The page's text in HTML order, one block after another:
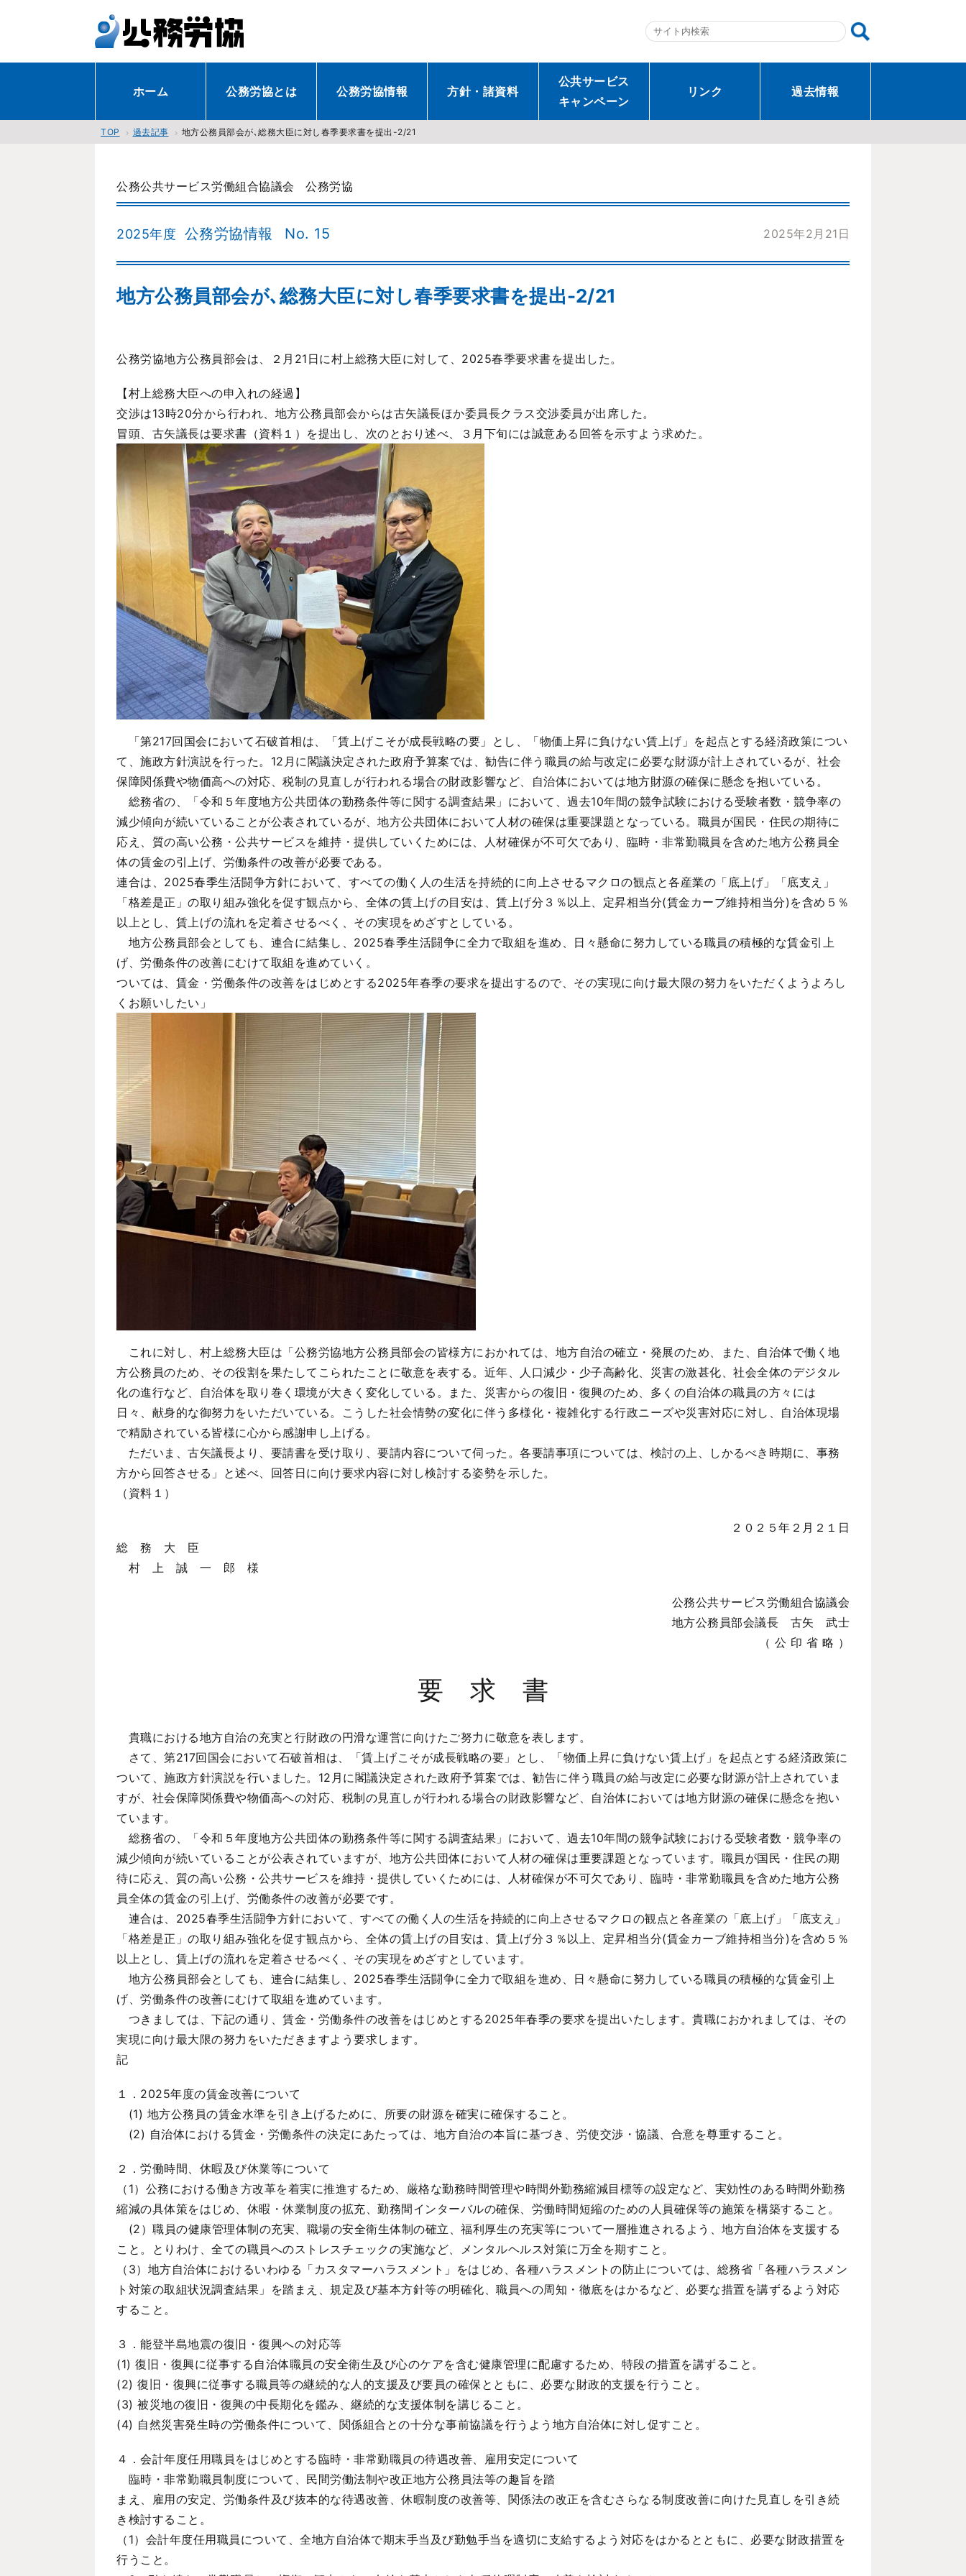
ホーム 公務労協とは 公務労協情報 方針・諸資料
公共サービス
キャンペーン
リンク 過去情報
TOP 過去記事 地方公務員部会が､総務大臣に対し春季要求書を提出-2/21
公務公共サービス労働組合協議会 公務労協
2025年度 公務労協情報 No. 15 2025年2月21日
地方公務員部会が､総務大臣に対し春季要求書を提出-2/21
公務労協地方公務員部会は、２月21日に村上総務大臣に対して、2025春季要求書を提出した。
【村上総務大臣への申入れの経過】
交渉は13時20分から行われ、地方公務員部会からは古矢議長ほか委員長クラス交渉委員が出席した。
冒頭、古矢議長は要求書（資料１）を提出し、次のとおり述べ、３月下旬には誠意ある回答を示すよう求めた。
「第217回国会において石破首相は、「賃上げこそが成長戦略の要」とし、「物価上昇に負けない賃上げ」を起点とする経済政策につい
て、施政方針演説を行った。12月に閣議決定された政府予算案では、勧告に伴う職員の給与改定に必要な財源が計上されているが、社会
保障関係費や物価高への対応、税制の見直しが行われる場合の財政影響など、自治体においては地方財源の確保に懸念を抱いている。
総務省の、「令和５年度地方公共団体の勤務条件等に関する調査結果」において、過去10年間の競争試験における受験者数・競争率の
減少傾向が続いていることが公表されているが、地方公共団体において人材の確保は重要課題となっている。職員が国民・住民の期待に
応え、質の高い公務・公共サービスを維持・提供していくためには、人材確保が不可欠であり、臨時・非常勤職員を含めた地方公務員全
体の賃金の引上げ、労働条件の改善が必要である。
連合は、2025春季生活闘争方針において、すべての働く人の生活を持続的に向上させるマクロの観点と各産業の「底上げ」「底支え」
「格差是正」の取り組み強化を促す観点から、全体の賃上げの目安は、賃上げ分３％以上、定昇相当分(賃金カーブ維持相当分)を含め５％
以上とし、賃上げの流れを定着させるべく、その実現をめざすとしている。
地方公務員部会としても、連合に結集し、2025春季生活闘争に全力で取組を進め、日々懸命に努力している職員の積極的な賃金引上
げ、労働条件の改善にむけて取組を進めていく。
ついては、賃金・労働条件の改善をはじめとする2025年春季の要求を提出するので、その実現に向け最大限の努力をいただくようよろし
くお願いしたい」
これに対し、村上総務大臣は「公務労協地方公務員部会の皆様方におかれては、地方自治の確立・発展のため、また、自治体で働く地
方公務員のため、その役割を果たしてこられたことに敬意を表する。近年、人口減少・少子高齢化、災害の激甚化、社会全体のデジタル
化の進行など、自治体を取り巻く環境が大きく変化している。また、災害からの復旧・復興のため、多くの自治体の職員の方々には
日々、献身的な御努力をいただいている。こうした社会情勢の変化に伴う多様化・複雑化する行政ニーズや災害対応に対し、自治体現場
で精励されている皆様に心から感謝申し上げる。
ただいま、古矢議長より、要請書を受け取り、要請内容について伺った。各要請事項については、検討の上、しかるべき時期に、事務
方から回答させる」と述べ、回答日に向け要求内容に対し検討する姿勢を示した。
（資料１）
２０２５年２月２１日
総 務 大 臣
村 上 誠 一 郎 様
公務公共サービス労働組合協議会
地方公務員部会議長 古矢 武士
（ 公 印 省 略 ）
要 求 書
貴職における地方自治の充実と行財政の円滑な運営に向けたご努力に敬意を表します。
さて、第217回国会において石破首相は、「賃上げこそが成長戦略の要」とし、「物価上昇に負けない賃上げ」を起点とする経済政策に
ついて、施政方針演説を行いました。12月に閣議決定された政府予算案では、勧告に伴う職員の給与改定に必要な財源が計上されていま
すが、社会保障関係費や物価高への対応、税制の見直しが行われる場合の財政影響など、自治体においては地方財源の確保に懸念を抱い
ています。
総務省の、「令和５年度地方公共団体の勤務条件等に関する調査結果」において、過去10年間の競争試験における受験者数・競争率の
減少傾向が続いていることが公表されていますが、地方公共団体において人材の確保は重要課題となっています。職員が国民・住民の期
待に応え、質の高い公務・公共サービスを維持・提供していくためには、人材確保が不可欠であり、臨時・非常勤職員を含めた地方公務
員全体の賃金の引上げ、労働条件の改善が必要です。
連合は、2025春季生活闘争方針において、すべての働く人の生活を持続的に向上させるマクロの観点と各産業の「底上げ」「底支え」
「格差是正」の取り組み強化を促す観点から、全体の賃上げの目安は、賃上げ分３％以上、定昇相当分(賃金カーブ維持相当分)を含め５％
以上とし、賃上げの流れを定着させるべく、その実現をめざすとしています。
地方公務員部会としても、連合に結集し、2025春季生活闘争に全力で取組を進め、日々懸命に努力している職員の積極的な賃金引上
げ、労働条件の改善にむけて取組を進めています。
つきましては、下記の通り、賃金・労働条件の改善をはじめとする2025年春季の要求を提出いたします。貴職におかれましては、その
実現に向け最大限の努力をいただきますよう要求します。
記
１．2025年度の賃金改善について
(1) 地方公務員の賃金水準を引き上げるために、所要の財源を確実に確保すること。
(2) 自治体における賃金・労働条件の決定にあたっては、地方自治の本旨に基づき、労使交渉・協議、合意を尊重すること。
２．労働時間、休暇及び休業等について
（1）公務における働き方改革を着実に推進するため、厳格な勤務時間管理や時間外勤務縮減目標等の設定など、実効性のある時間外勤務
縮減の具体策をはじめ、休暇・休業制度の拡充、勤務間インターバルの確保、労働時間短縮のための人員確保等の施策を構築すること。
(2）職員の健康管理体制の充実、職場の安全衛生体制の確立、福利厚生の充実等について一層推進されるよう、地方自治体を支援する
こと。とりわけ、全ての職員へのストレスチェックの実施など、メンタルヘルス対策に万全を期すこと。
（3）地方自治体におけるいわゆる「カスタマーハラスメント」をはじめ、各種ハラスメントの防止については、総務省「各種ハラスメン
ト対策の取組状況調査結果」を踏まえ、規定及び基本方針等の明確化、職員への周知・徹底をはかるなど、必要な措置を講ずるよう対応
すること。
３．能登半島地震の復旧・復興への対応等
(1) 復旧・復興に従事する自治体職員の安全衛生及び心のケアを含む健康管理に配慮するため、特段の措置を講ずること。
(2) 復旧・復興に従事する職員等の継続的な人的支援及び要員の確保とともに、必要な財政的支援を行うこと。
(3) 被災地の復旧・復興の中長期化を鑑み、継続的な支援体制を講じること。
(4) 自然災害発生時の労働条件について、関係組合との十分な事前協議を行うよう地方自治体に対し促すこと。
４．会計年度任用職員をはじめとする臨時・非常勤職員の待遇改善、雇用安定について
臨時・非常勤職員制度について、民間労働法制や改正地方公務員法等の趣旨を踏
まえ、雇用の安定、労働条件及び抜本的な待遇改善、休暇制度の改善等、関係法の改正を含むさらなる制度改善に向けた見直しを引き続
き検討すること。
（1）会計年度任用職員について、全地方自治体で期末手当及び勤勉手当を適切に支給するよう対応をはかるとともに、必要な財政措置を
行うこと。